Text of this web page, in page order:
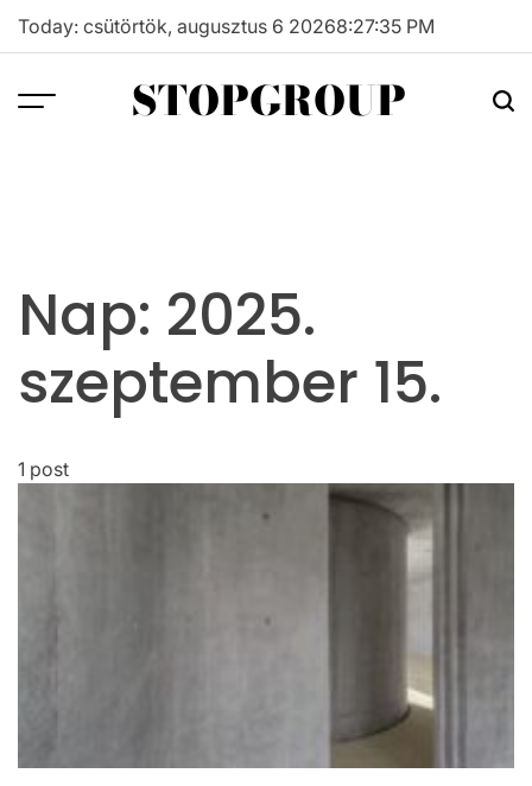
Skip
Today: csütörtök, augusztus 6 20268:27:35 PM
STOPGROUP
Nap: 2025.
szeptember 15.
1 post